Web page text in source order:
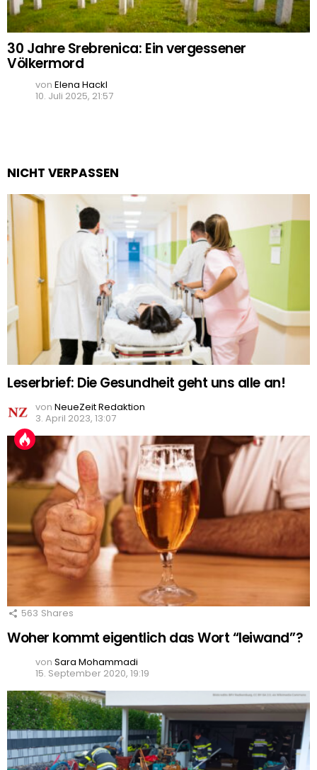
30 Jahre Srebrenica: Ein vergessener
Völkermord
von Elena Hackl
10. Juli 2025, 21:57
NICHT VERPASSEN
Leserbrief: Die Gesundheit geht uns alle an!
von NeueZeit Redaktion
3. April 2023, 13:07
563 Shares
Woher kommt eigentlich das Wort “leiwand”?
von Sara Mohammadi
15. September 2020, 19:19